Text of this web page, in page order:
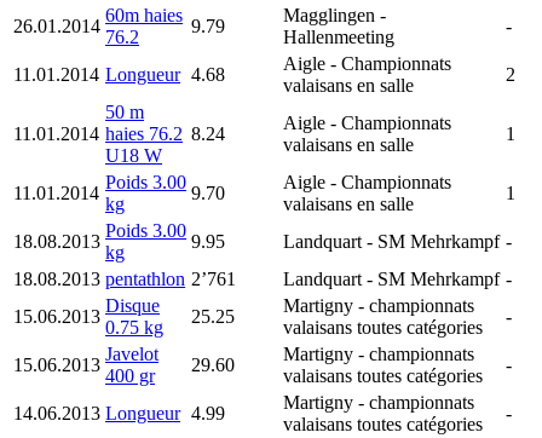
26.01.2014
60m haies
76.2
9.79
Magglingen -
Hallenmeeting
-
11.01.2014 Longueur 4.68
Aigle - Championnats
valaisans en salle
2
11.01.2014
50 m
haies 76.2
U18 W
8.24
Aigle - Championnats
valaisans en salle
1
11.01.2014
Poids 3.00
kg
9.70
Aigle - Championnats
valaisans en salle
1
18.08.2013
Poids 3.00
kg
9.95 Landquart - SM Mehrkampf -
18.08.2013 pentathlon 2’761 Landquart - SM Mehrkampf -
15.06.2013
Disque
0.75 kg
25.25
Martigny - championnats
valaisans toutes catégories
-
15.06.2013
Javelot
400 gr
29.60
Martigny - championnats
valaisans toutes catégories
-
14.06.2013 Longueur 4.99
Martigny - championnats
valaisans toutes catégories
-